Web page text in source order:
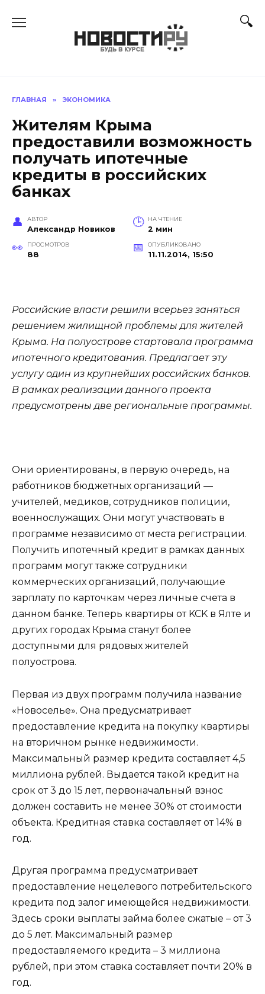
ГЛАВНАЯ » ЭКОНОМИКА
Жителям Крыма
предоставили возможность
получать ипотечные
кредиты в российских
банках
АВТОР
Александр Новиков
НА ЧТЕНИЕ
2 мин
ПРОСМОТРОВ
88
ОПУБЛИКОВАНО
11.11.2014, 15:50
Российские власти решили всерьез заняться
решением жилищной проблемы для жителей
Крыма. На полуострове стартовала программа
ипотечного кредитования. Предлагает эту
услугу один из крупнейших российских банков.
В рамках реализации данного проекта
предусмотрены две региональные программы.
Они ориентированы, в первую очередь, на
работников бюджетных организаций —
учителей, медиков, сотрудников полиции,
военнослужащих. Они могут участвовать в
программе независимо от места регистрации.
Получить ипотечный кредит в рамках данных
программ могут также сотрудники
коммерческих организаций, получающие
зарплату по карточкам через личные счета в
данном банке. Теперь квартиры от KCK в Ялте и
других городах Крыма станут более
доступными для рядовых жителей
полуострова.
Первая из двух программ получила название
«Новоселье». Она предусматривает
предоставление кредита на покупку квартиры
на вторичном рынке недвижимости.
Максимальный размер кредита составляет 4,5
миллиона рублей. Выдается такой кредит на
срок от 3 до 15 лет, первоначальный взнос
должен составить не менее 30% от стоимости
объекта. Кредитная ставка составляет от 14% в
год.
Другая программа предусматривает
предоставление нецелевого потребительского
кредита под залог имеющейся недвижимости.
Здесь сроки выплаты займа более сжатые – от 3
до 5 лет. Максимальный размер
предоставляемого кредита – 3 миллиона
рублей, при этом ставка составляет почти 20% в
год.